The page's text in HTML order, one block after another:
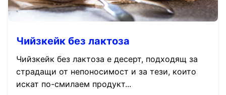
Чийзкейк без лактоза
Чийзкейк без лактоза е десерт, подходящ за
страдащи от непоносимост и за тези, които
искат по-смилаем продукт...